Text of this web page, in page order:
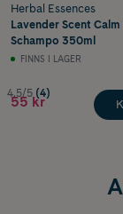
Herbal Essences
Lavender Scent
Schampo 350ml
FINNS I LAGER
4.5/5 (4)
55 kr